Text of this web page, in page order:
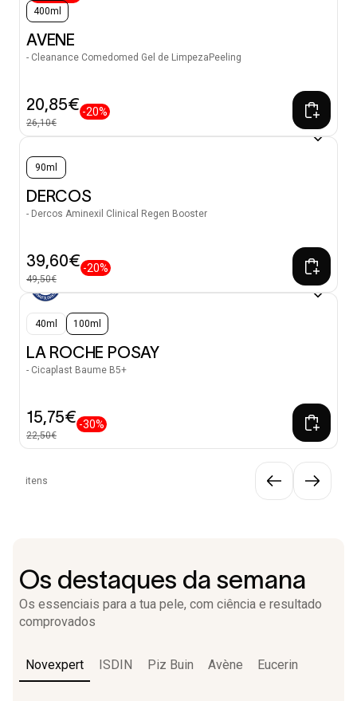
400ml
AVENE
- Cleanance Comedomed Gel de LimpezaPeeling
20,85€
26,10€
-20%
90ml
DERCOS
- Dercos Aminexil Clinical Regen Booster
39,60€
49,50€
-20%
40ml 100ml
LA ROCHE POSAY
- Cicaplast Baume B5+
15,75€
22,50€
-30%
itens
Os destaques da semana
Os essenciais para a tua pele, com ciência e resultado
comprovados
Novexpert ISDIN Piz Buin Avène Eucerin